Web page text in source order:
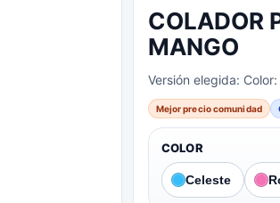
COLADOR
MANGO
Versión elegida:
Mejor precio comunidad
COLOR
Celeste